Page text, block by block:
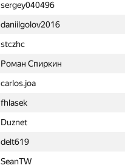
sergey040496
daniilgolov2016
stczhc
Роман Спиркин
carlos.joa
fhlasek
Duznet
delt619
SeanTW
taraska93
ivan1998olimp
lnfedorov
馨儀 王
Евгений Магдин
amaksay
Alexey
dmakienko2017
Манаев Руслан